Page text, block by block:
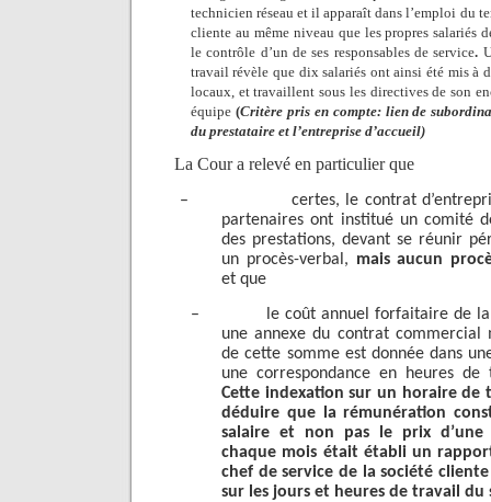
technicien réseau et il apparaît dans l’emploi du
cliente au même niveau que les propres salariés
le contrôle d’un de ses responsables de service.
travail révèle que dix salariés ont ainsi été mis à
locaux, et travaillent sous les directives de son
équipe (Critère pris en compte: lien de
du prestataire et l’entreprise d’accueil)
La Cour a relevé en particulier que
–
certes, le contrat
partenaires ont institué un comité
des prestations, devant se réunir
un procès-verbal, mais aucun
et que
–
le coût annuel forfaitaire de
une annexe du contrat commercial
de cette somme est donnée dans
une correspondance en heures
Cette indexation sur un horaire de
déduire que la rémunération
salaire et non pas le prix d’une
chaque mois était établi un
chef de service de la société
sur les jours et heures de travail du